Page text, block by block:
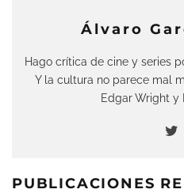
Álvaro
Hago crítica de cine y series
Y la cultura no parece mal
Edgar Wright y
PUBLICACIONES